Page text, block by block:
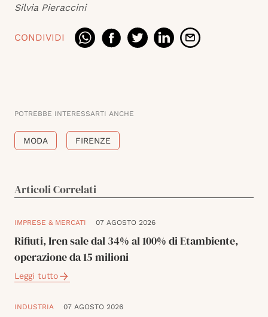
Silvia Pieraccini
CONDIVIDI
POTREBBE INTERESSARTI ANCHE
MODA FIRENZE
Articoli Correlati
IMPRESE & MERCATI 07 AGOSTO 2026
Rifiuti, Iren sale dal 34% al 100% di Etambiente,
operazione da 15 milioni
Leggi tutto
INDUSTRIA 07 AGOSTO 2026